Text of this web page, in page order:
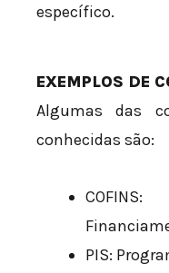
específico.
EXEMPLOS DE
Algumas das
conhecidas são:
PIS: